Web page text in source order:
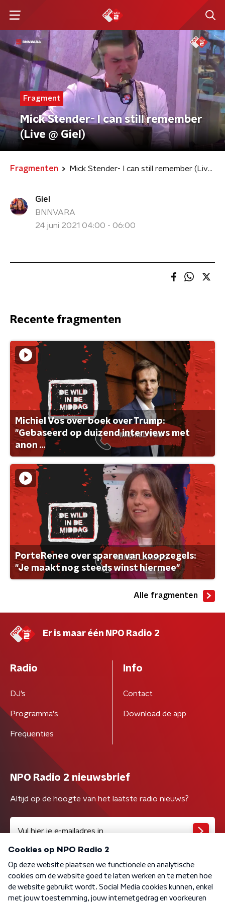
Fragment
Mick Stender- I can still remember
(Live @ Giel)
Fragmenten Mick Stender- I can still remember (Live @ Giel)
Giel
BNNVARA
24 juni 2021 04:00 - 06:00
Recente fragmenten
Michiel Vos over boek over Trump:
"Gebaseerd op duizend interviews met
anon ...
PorteRenee over sparen van koopzegels:
"Je maakt nog steeds winst hiermee"
Alle fragmenten
Er is maar één NPO Radio 2
Radio
DJ’s
Programma's
Frequenties
Info
Contact
Download de app
NPO Radio 2 nieuwsbrief
Altijd op de hoogte van het laatste radio nieuws?
Algemene voorwaarden